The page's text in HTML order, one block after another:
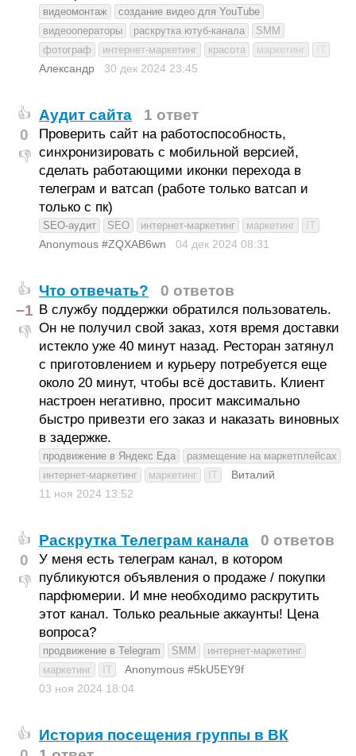
видеомонтаж
создание видео для YouTube
видеооператоры
раскрутка ютуб-канала
SMM
фотограф
интернет-маркетинг красота маркетинг
Александр 30 дек 2024 23:45
👍
0
👎
Аудит сайта 1 ответ
Проверить сайт на работоспособность,
синхронизировать с мобильной версией,
сделать работающими иконки перехода в
телеграм и ватсап (работе только ватсап и
только с пк)
SEO-аудит SEO интернет-маркетинг маркетинг IT
Anonymous #ZQXAB6wn 04 дек 2024 08:31
👍
−1
👎
Что отвечать? 0 ответов
В службу поддержки обратился пользователь.
Он не получил свой заказ, хотя время доставки
истекло уже 40 минут назад. Ресторан затянул
с приготовлением и курьеру потребуется еще
около 20 минут, чтобы всё доставить. Клиент
настроен негативно, просит максимально
быстро привезти его заказ и наказать виновных
в задержке.
продвижение в Яндекс Еда
размещение на маркетплейсах
интернет-маркетинг
маркетинг IT
Виталий
11 ноя 2024 13:52
👍
0
👎
Раскрутка Телеграм канала 0 ответов
У меня есть телеграм канал, в котором
публикуются объявления о продаже / покупки
парфюмерии. И мне необходимо раскрутить
этот канал. Только реальные аккаунты! Цена
вопроса?
продвижение в Telegram SMM
интернет-маркетинг
маркетинг
IT
Anonymous #5kU5EY9f
03 ноя 2024 18:04
👍
История посещения группы в ВК